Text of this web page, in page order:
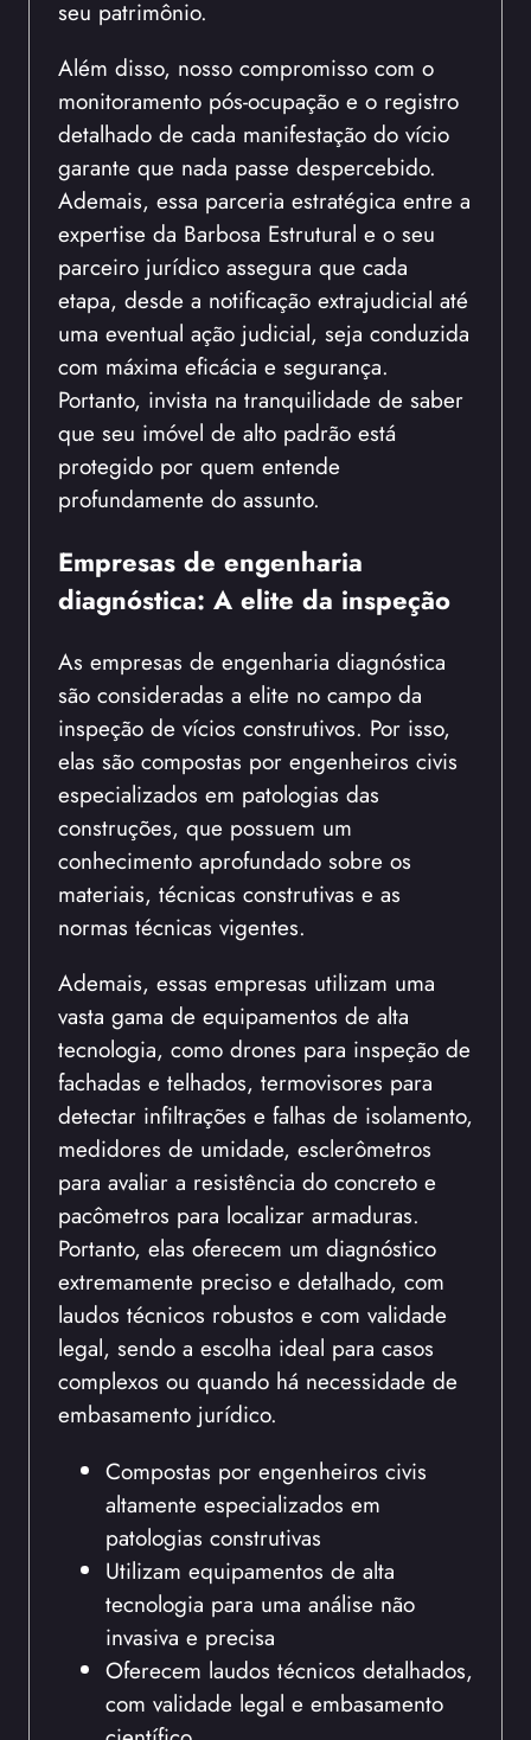
seu patrimônio.
Além disso, nosso compromisso com o
monitoramento pós-ocupação e o registro
detalhado de cada manifestação do vício
garante que nada passe despercebido.
Ademais, essa parceria estratégica entre a
expertise da Barbosa Estrutural e o seu
parceiro jurídico assegura que cada
etapa, desde a notificação extrajudicial até
uma eventual ação judicial, seja conduzida
com máxima eficácia e segurança.
Portanto, invista na tranquilidade de saber
que seu imóvel de alto padrão está
protegido por quem entende
profundamente do assunto.
Empresas de engenharia
diagnóstica: A elite da inspeção
As empresas de engenharia diagnóstica
são consideradas a elite no campo da
inspeção de vícios construtivos. Por isso,
elas são compostas por engenheiros civis
especializados em patologias das
construções, que possuem um
conhecimento aprofundado sobre os
materiais, técnicas construtivas e as
normas técnicas vigentes.
Ademais, essas empresas utilizam uma
vasta gama de equipamentos de alta
tecnologia, como drones para inspeção de
fachadas e telhados, termovisores para
detectar infiltrações e falhas de isolamento,
medidores de umidade, esclerômetros
para avaliar a resistência do concreto e
pacômetros para localizar armaduras.
Portanto, elas oferecem um diagnóstico
extremamente preciso e detalhado, com
laudos técnicos robustos e com validade
legal, sendo a escolha ideal para casos
complexos ou quando há necessidade de
embasamento jurídico.
Compostas por engenheiros civis
altamente especializados em
patologias construtivas
Utilizam equipamentos de alta
tecnologia para uma análise não
invasiva e precisa
Oferecem laudos técnicos detalhados,
com validade legal e embasamento